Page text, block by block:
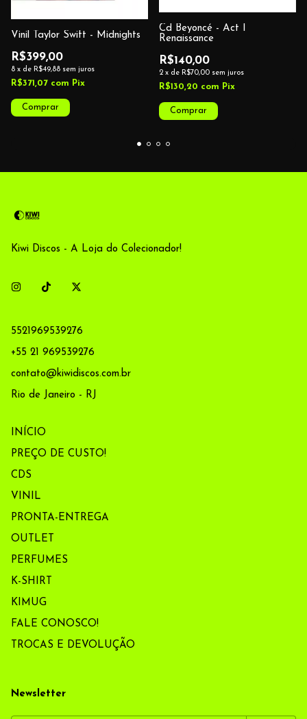
Vinil Taylor Swift - Midnights
R$399,00
8 x de R$49,88 sem juros
R$371,07 com Pix
Cd Beyoncé - Act I
Renaissance
R$140,00
2 x de R$70,00 sem juros
R$130,20 com Pix
Kiwi Discos - A Loja do Colecionador!
5521969539276
+55 21 969539276
contato@kiwidiscos.com.br
Rio de Janeiro - RJ
INÍCIO
PREÇO DE CUSTO!
CDS
VINIL
PRONTA-ENTREGA
OUTLET
PERFUMES
K-SHIRT
KIMUG
FALE CONOSCO!
TROCAS E DEVOLUÇÃO
Newsletter